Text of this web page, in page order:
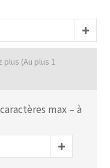
plus (Au plus 1
max – à